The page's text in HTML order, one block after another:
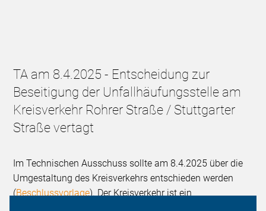
TA am 8.4.2025 - Entscheidung zur
Beseitigung der Unfallhäufungsstelle am
Kreisverkehr Rohrer Straße / Stuttgarter
Straße vertagt
Im Technischen Ausschuss sollte am 8.4.2025 über die
Umgestaltung des Kreisverkehrs entschieden werden
(Beschlussvorlage). Der Kreisverkehr ist ein